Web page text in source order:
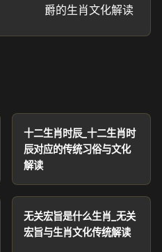
爵的生肖文化解读
十二生肖时辰_十二生肖时
辰对应的传统习俗与文化
解读
无关宏旨是什么生肖_无关
宏旨与生肖文化传统解读